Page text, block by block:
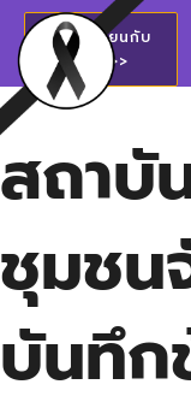
สมัครเรียนกับ
วชช.>>
สถาบั
ชุมชน
บันทึ